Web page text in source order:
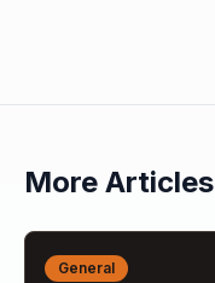
More Articles
General